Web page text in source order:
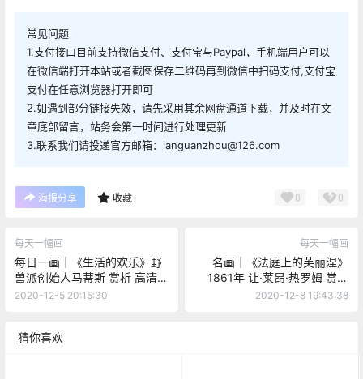
常见问题
1.支付接口目前支持微信支付、支付宝与Paypal，手机端用户可以
在微信端打开本站或者截图保存二维码再到微信中扫码支付,支付宝
支付在任意浏览器打开即可
2.如遇到部分链接失效，请先采用其余网盘通道下载，并及时在文
章底部留言，站务会第一时间进行处理更新
3.联系我们请投递官方邮箱：languanzhou@126.com
海报分享 收藏 0 0
每天一幅画
每日一画｜《生活的欢乐》野
兽派创始人马蒂斯 赏析 高清下
载
2020-12-5 20:15:30
每天一幅画
名画｜《法庭上的芙丽涅》
1861年 让·莱昂·热罗姆 赏析
高清图免费下载
2020-12-8 19:43:38
猜你喜欢